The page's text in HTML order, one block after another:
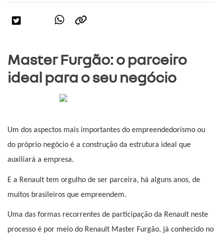
Master Furgão: o parceiro
ideal para o seu negócio
Um dos aspectos mais importantes do empreendedorismo ou
do próprio negócio é a construção da estrutura ideal que
auxiliará a empresa.
E a Renault tem orgulho de ser parceira, há alguns anos, de
muitos brasileiros que empreendem.
Uma das formas recorrentes de participação da Renault neste
processo é por meio do Renault Master Furgão, já conhecido no